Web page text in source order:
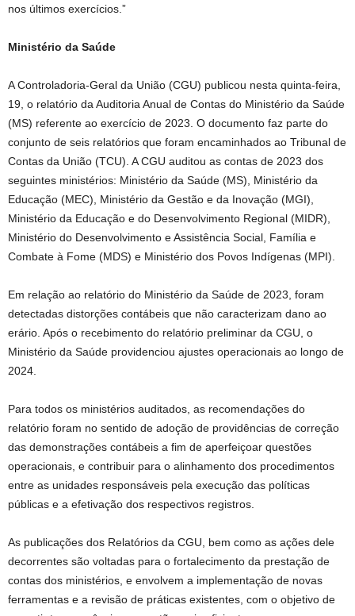
nos últimos exercícios.”
Ministério da Saúde
A Controladoria-Geral da União (CGU) publicou nesta quinta-feira,
19, o relatório da Auditoria Anual de Contas do Ministério da Saúde
(MS) referente ao exercício de 2023. O documento faz parte do
conjunto de seis relatórios que foram encaminhados ao Tribunal de
Contas da União (TCU). A CGU auditou as contas de 2023 dos
seguintes ministérios: Ministério da Saúde (MS), Ministério da
Educação (MEC), Ministério da Gestão e da Inovação (MGI),
Ministério da Educação e do Desenvolvimento Regional (MIDR),
Ministério do Desenvolvimento e Assistência Social, Família e
Combate à Fome (MDS) e Ministério dos Povos Indígenas (MPI).
Em relação ao relatório do Ministério da Saúde de 2023, foram
detectadas distorções contábeis que não caracterizam dano ao
erário. Após o recebimento do relatório preliminar da CGU, o
Ministério da Saúde providenciou ajustes operacionais ao longo de
2024.
Para todos os ministérios auditados, as recomendações do
relatório foram no sentido de adoção de providências de correção
das demonstrações contábeis a fim de aperfeiçoar questões
operacionais, e contribuir para o alinhamento dos procedimentos
entre as unidades responsáveis pela execução das políticas
públicas e a efetivação dos respectivos registros.
As publicações dos Relatórios da CGU, bem como as ações dele
decorrentes são voltadas para o fortalecimento da prestação de
contas dos ministérios, e envolvem a implementação de novas
ferramentas e a revisão de práticas existentes, com o objetivo de